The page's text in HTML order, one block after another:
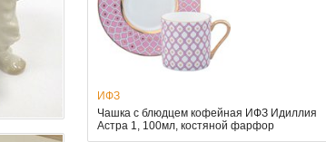
ИФЗ
Чашка с блюдцем кофейная ИФЗ Идиллия
Астра 1, 100мл, костяной фарфор